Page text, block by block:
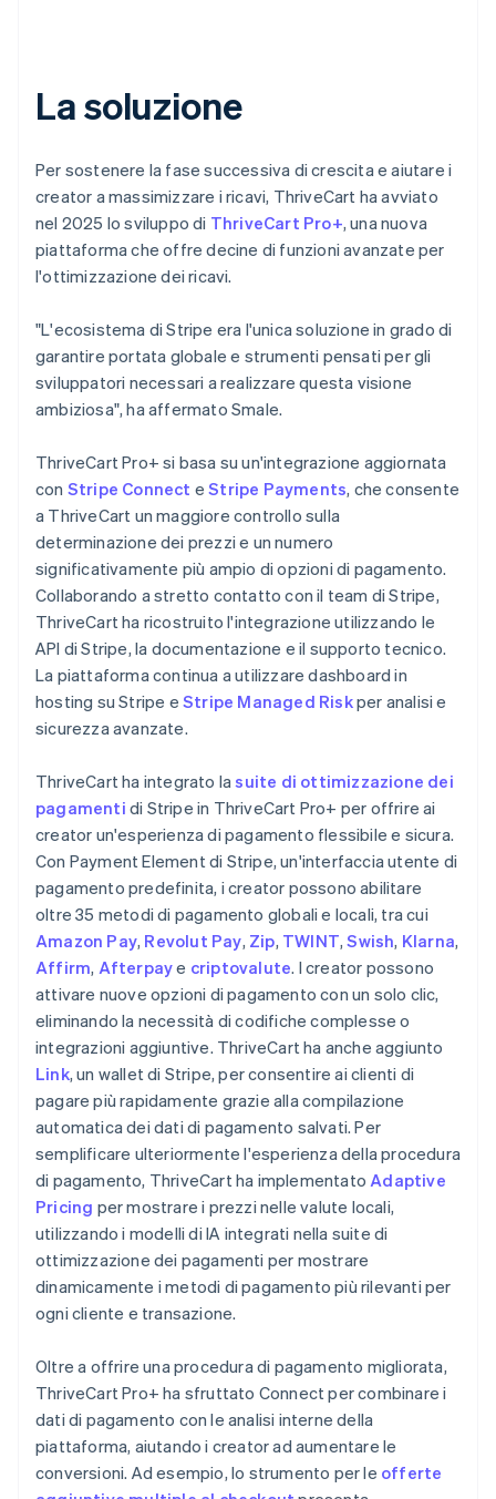
La soluzione
Per sostenere la fase successiva di crescita e aiutare i
creator a massimizzare i ricavi, ThriveCart ha avviato
nel 2025 lo sviluppo di ThriveCart Pro+, una nuova
piattaforma che offre decine di funzioni avanzate per
l'ottimizzazione dei ricavi.
"L'ecosistema di Stripe era l'unica soluzione in grado di
garantire portata globale e strumenti pensati per gli
sviluppatori necessari a realizzare questa visione
ambiziosa", ha affermato Smale.
ThriveCart Pro+ si basa su un'integrazione aggiornata
con Stripe Connect eStripe Payments, che consente
a ThriveCart un maggiore controllo sulla
determinazione dei prezzi e un numero
significativamente più ampio di opzioni di pagamento.
Collaborando a stretto contatto con il team di Stripe,
ThriveCart ha ricostruito l'integrazione utilizzando le
API di Stripe, la documentazione e il supporto tecnico.
La piattaforma continua a utilizzare dashboard in
hosting su Stripe e Stripe Managed Riskper analisi e
sicurezza avanzate.
ThriveCart ha integrato lasuite di ottimizzazione dei
pagamenti di Stripe in ThriveCart Pro+ per offrire ai
creator un'esperienza di pagamento flessibile e sicura.
Con Payment Element di Stripe, un'interfaccia utente di
pagamento predefinita, i creator possono abilitare
oltre 35 metodi di pagamento globali e locali, tra cui
Amazon Pay, Revolut Pay, Zip, TWINT,Swish, Klarna,
Affirm, Afterpaye criptovalute. I creator possono
attivare nuove opzioni di pagamento con un solo clic,
eliminando la necessità di codifiche complesse o
integrazioni aggiuntive. ThriveCart ha anche aggiunto
Link, un wallet di Stripe, per consentire ai clienti di
pagare più rapidamente grazie alla compilazione
automatica dei dati di pagamento salvati. Per
semplificare ulteriormente l'esperienza della procedura
di pagamento, ThriveCart ha implementato Adaptive
Pricing per mostrare i prezzi nelle valute locali,
utilizzando i modelli di IA integrati nella suite di
ottimizzazione dei pagamenti per mostrare
dinamicamente i metodi di pagamento più rilevanti per
ogni cliente e transazione.
Oltre a offrire una procedura di pagamento migliorata,
ThriveCart Pro+ ha sfruttato Connect per combinare i
dati di pagamento con le analisi interne della
piattaforma, aiutando i creator ad aumentare le
conversioni. Ad esempio, lo strumento per le offerte